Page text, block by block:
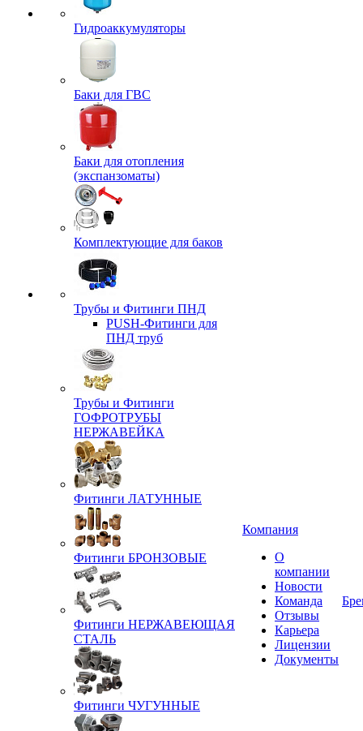
Гидроаккумуляторы
Баки для ГВС
Баки для отопления
(экспанзоматы)
Комплектующие для баков
Трубы и Фитинги ПНД
PUSH-Фитинги для
ПНД труб
Трубы и Фитинги
ГОФРОТРУБЫ
НЕРЖАВЕЙКА
Фитинги ЛАТУННЫЕ
Фитинги БРОНЗОВЫЕ
Фитинги НЕРЖАВЕЮЩАЯ
СТАЛЬ
Фитинги ЧУГУННЫЕ
Компания
О
компании
Новости
Команда
Отзывы
Карьера
Лицензии
Документы